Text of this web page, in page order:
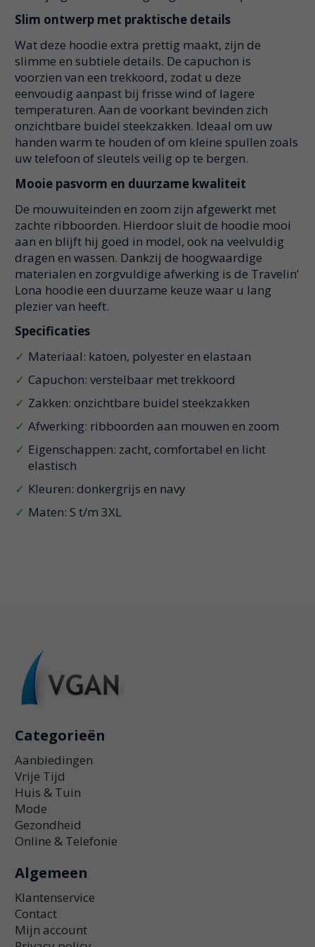
Slim ontwerp met praktische details
Wat deze hoodie extra prettig maakt, zijn de
slimme en subtiele details. De capuchon is
voorzien van een trekkoord, zodat u deze
eenvoudig aanpast bij frisse wind of lagere
temperaturen. Aan de voorkant bevinden zich
onzichtbare buidel steekzakken. Ideaal om uw
handen warm te houden of om kleine spullen zoals
uw telefoon of sleutels veilig op te bergen.
Mooie pasvorm en duurzame kwaliteit
De mouwuiteinden en zoom zijn afgewerkt met
zachte ribboorden. Hierdoor sluit de hoodie mooi
aan en blijft hij goed in model, ook na veelvuldig
dragen en wassen. Dankzij de hoogwaardige
materialen en zorgvuldige afwerking is de Travelin’
Lona hoodie een duurzame keuze waar u lang
plezier van heeft.
Specificaties
Materiaal: katoen, polyester en elastaan
Capuchon: verstelbaar met trekkoord
Zakken: onzichtbare buidel steekzakken
Afwerking: ribboorden aan mouwen en zoom
Eigenschappen: zacht, comfortabel en licht
elastisch
Kleuren: donkergrijs en navy
Maten: S t/m 3XL
Categorieën
Aanbiedingen
Vrije Tijd
Huis & Tuin
Mode
Gezondheid
Online & Telefonie
Algemeen
Klantenservice
Contact
Mijn account